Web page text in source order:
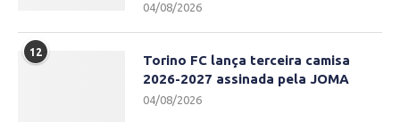
04/08/2026
12
Torino FC lança terceira camisa
2026-2027 assinada pela JOMA
04/08/2026